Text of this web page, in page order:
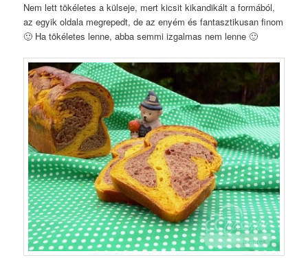
Nem lett tökéletes a külseje, mert kicsit kikandikált a formából,
az egyik oldala megrepedt, de az enyém és fantasztikusan finom
🙂 Ha tökéletes lenne, abba semmi izgalmas nem lenne 🙂